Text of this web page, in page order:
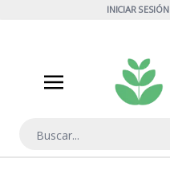
INICIAR SESIÓN